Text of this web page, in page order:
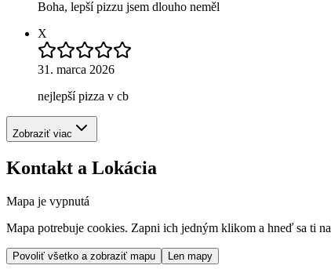
Boha, lepší pizzu jsem dlouho neměl
X
31. marca 2026
nejlepší pizza v cb
Zobraziť viac
Kontakt a Lokácia
Mapa je vypnutá
Mapa potrebuje cookies. Zapni ich jedným klikom a hneď sa ti
Povoliť všetko a zobraziť mapu Len mapy